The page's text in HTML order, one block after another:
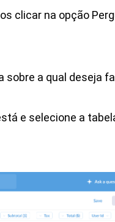
clicar na opção
sobre a qual deseja
e selecione a